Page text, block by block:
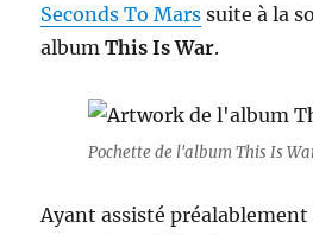
Seconds To Mars suite à la
albumThis Is War.
Pochette de l'album This Is
Ayant assisté préalablement